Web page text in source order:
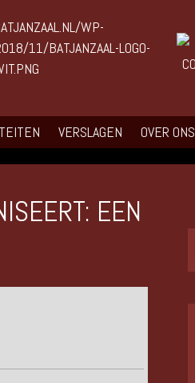
VERSLAGEN OVER ONS
EEN